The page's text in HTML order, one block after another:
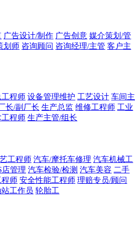
广告设计/制作 广告创意 媒介策划/管
划师 咨询顾问 咨询经理/主管 客户主
程师 设备管理维护 工艺设计 车间主
长/副厂长 生产总监 维修工程师 工业
程师 生产主管/组长
工程师 汽车/摩托车修理 汽车机械工
店管理 汽车检验/检测 汽车美容 二手
程师 安全性能工程师 理赔专员/顾问
站工作员 轮胎工